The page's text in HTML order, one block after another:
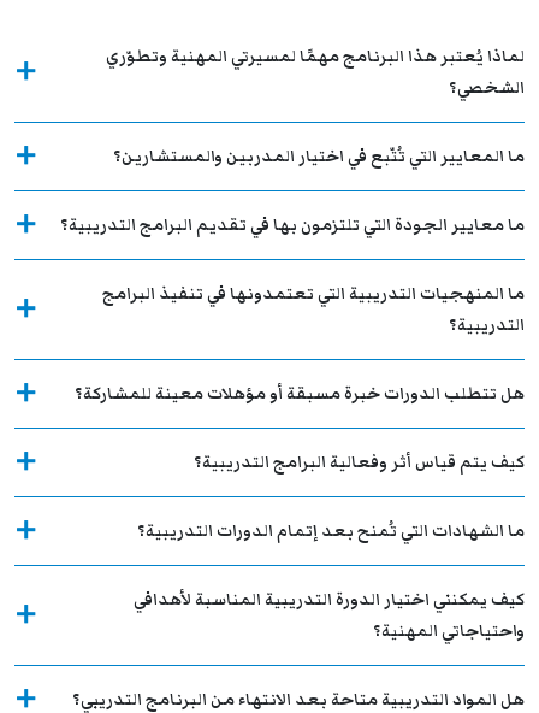
لماذا يُعتبر هذا البرنامج مهمًا لمسيرتي المهنية وتطوّري
الشخصي؟
ما المعايير التي تُتّبع في اختيار المدربين والمستشارين؟
ما معايير الجودة التي تلتزمون بها في تقديم البرامج التدريبية؟
ما المنهجيات التدريبية التي تعتمدونها في تنفيذ البرامج
التدريبية؟
هل تتطلب الدورات خبرة مسبقة أو مؤهلات معينة للمشاركة؟
كيف يتم قياس أثر وفعالية البرامج التدريبية؟
ما الشهادات التي تُمنح بعد إتمام الدورات التدريبية؟
كيف يمكنني اختيار الدورة التدريبية المناسبة لأهدافي
واحتياجاتي المهنية؟
هل المواد التدريبية متاحة بعد الانتهاء من البرنامج التدريبي؟